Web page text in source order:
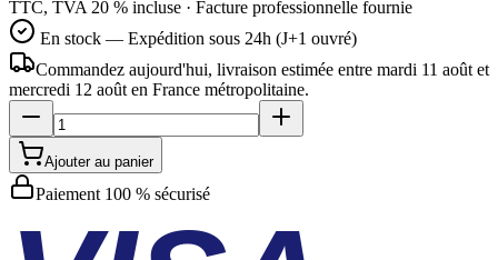
TTC, TVA 20 % incluse · Facture professionnelle fournie
En stock — Expédition sous 24h (J+1 ouvré)
Commandez aujourd'hui, livraison estimée entre mardi 11 août et
mercredi 12 août en France métropolitaine.
Ajouter au panier
Paiement 100 % sécurisé